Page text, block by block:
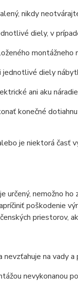
nikdy
diely, v
montážneho
diely
ani aku
konečné
je niektorá časť
určený, nemožno
poškodenie
priestorov,
nevzťahuje na vady
nevykonanou